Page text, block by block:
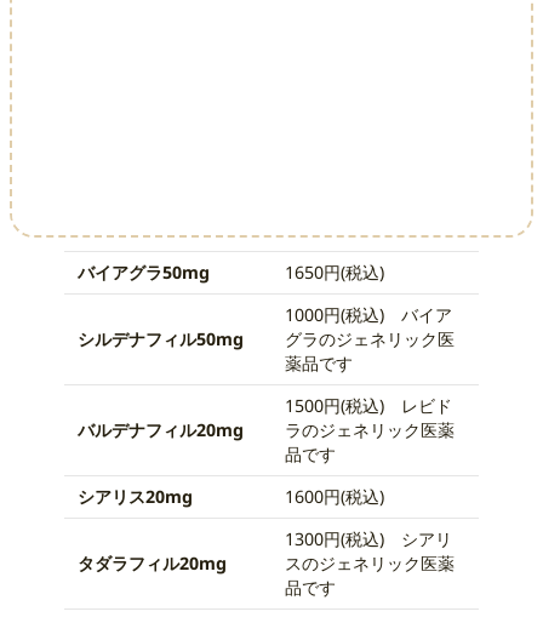
バイアグラ50mg 1650円(税込)
シルデナフィル50mg
1000円(税込) バイア
グラのジェネリック医
薬品です
バルデナフィル20mg
1500円(税込) レビド
ラのジェネリック医薬
品です
シアリス20mg
1600円(税込)
タダラフィル20mg
1300円(税込) シアリ
スのジェネリック医薬
品です